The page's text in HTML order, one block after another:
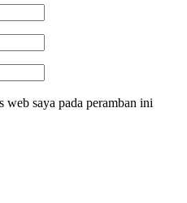
web saya pada peramban ini